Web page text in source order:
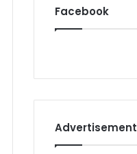
Facebook
Advertisement